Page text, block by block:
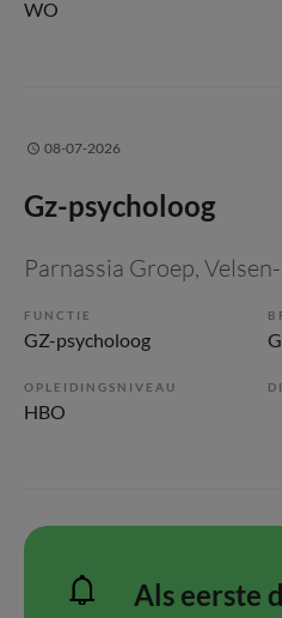
WO
08-07-2026
Gz-psycholoog
Parnassia Groep,
FUNCTIE
GZ-psycholoog
OPLEIDINGSNIVEAU
HBO
Als eerste